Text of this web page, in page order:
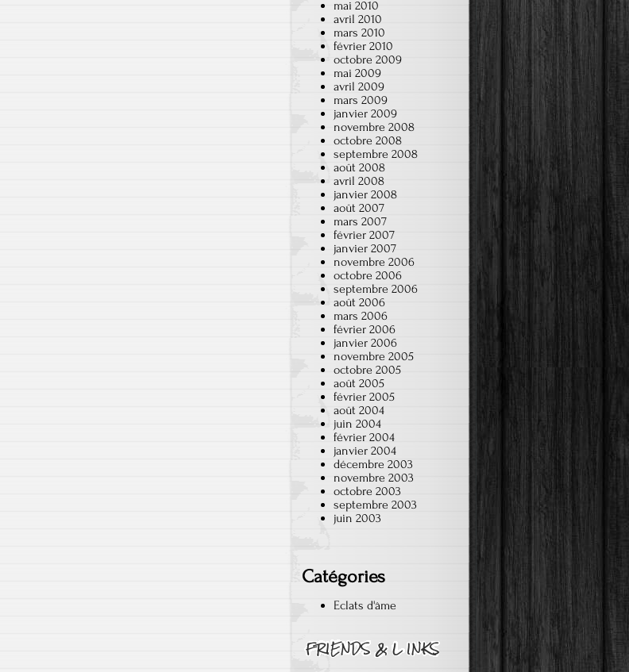
mai 2010
avril 2010
mars 2010
février 2010
octobre 2009
mai 2009
avril 2009
mars 2009
janvier 2009
novembre 2008
octobre 2008
septembre 2008
août 2008
avril 2008
janvier 2008
août 2007
mars 2007
février 2007
janvier 2007
novembre 2006
octobre 2006
septembre 2006
août 2006
mars 2006
février 2006
janvier 2006
novembre 2005
octobre 2005
août 2005
février 2005
août 2004
juin 2004
février 2004
janvier 2004
décembre 2003
novembre 2003
octobre 2003
septembre 2003
juin 2003
Catégories
Eclats d'âme